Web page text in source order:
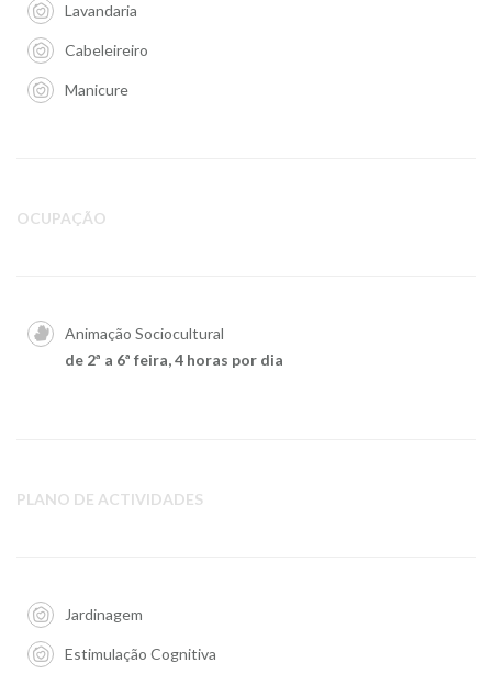
Lavandaria
Cabeleireiro
Manicure
OCUPAÇÃO
Animação Sociocultural
de 2ª a 6ª feira, 4 horas por dia
PLANO DE ACTIVIDADES
Jardinagem
Estimulação Cognitiva